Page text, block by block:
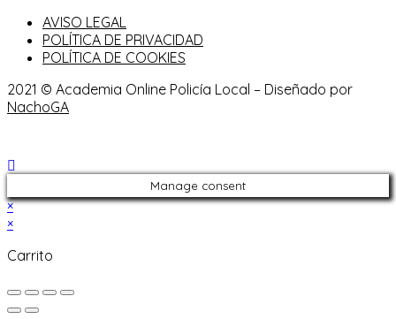
AVISO LEGAL
POLÍTICA DE PRIVACIDAD
POLÍTICA DE COOKIES
2021 © Academia Online Policía Local – Diseñado por
NachoGA
Manage consent
×
×
Carrito